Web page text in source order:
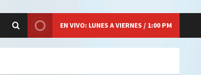
EN VIVO: LUNES A VIERNES / 1:00 PM